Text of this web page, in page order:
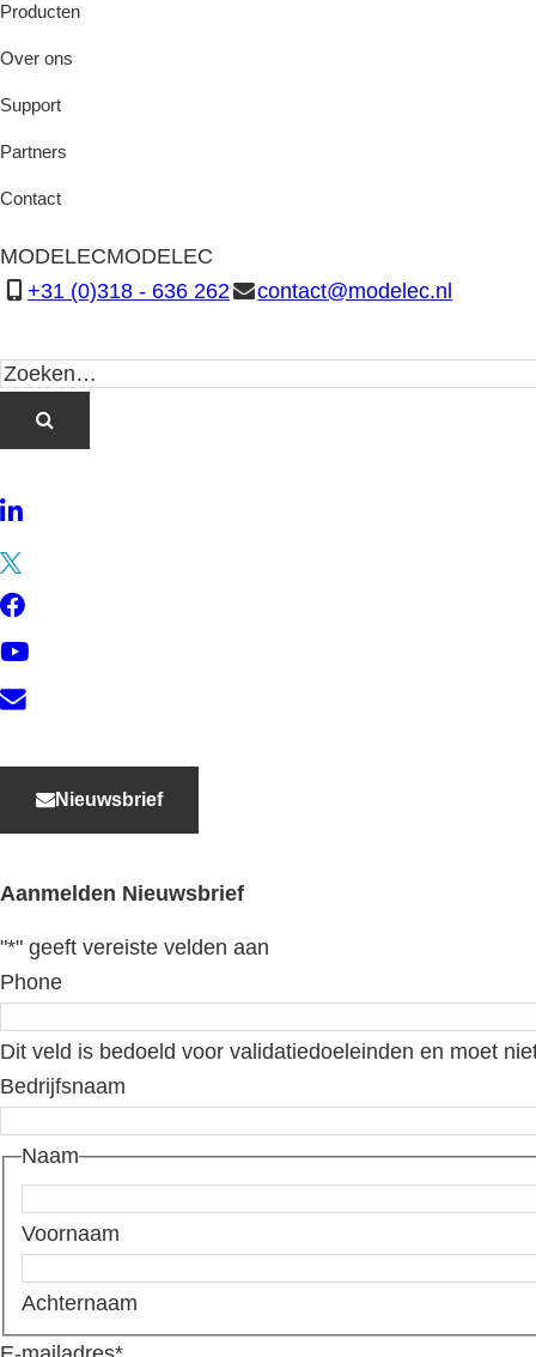
Producten
Over ons
Support
Partners
Contact
MODELECMODELEC
+31 (0)318 - 636 262
contact@modelec.nl
LinkedIn
YouTube
Contact
Nieuwsbrief
Aanmelden Nieuwsbrief
"*" geeft vereiste velden aan
Phone
Dit veld is bedoeld voor validatiedoeleinden en moet
Bedrijfsnaam
Naam
Voornaam
Achternaam